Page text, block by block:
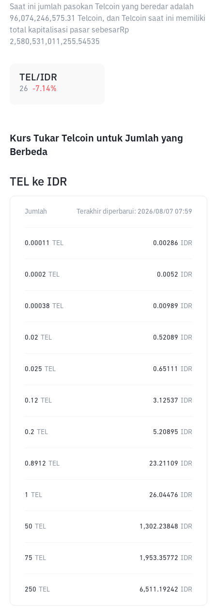
Saat ini jumlah pasokan Telcoin yang beredar adalah
96,074,246,575.31 Telcoin, dan Telcoin saat ini memiliki
total kapitalisasi pasar sebesarRp
2,580,531,011,255.54535
TEL/IDR
26 -7.14%
Kurs Tukar Telcoin untuk Jumlah yang
Berbeda
TEL ke IDR
Jumlah Terakhir diperbarui: 2026/08/07 07:59
0.00011 TEL 0.00286 IDR
0.0002 TEL 0.0052 IDR
0.00038 TEL 0.00989 IDR
0.02 TEL 0.52089 IDR
0.025 TEL 0.65111 IDR
0.12 TEL 3.12537 IDR
0.2 TEL 5.20895 IDR
0.8912 TEL 23.21109 IDR
1 TEL 26.04476 IDR
50 TEL 1,302.23848 IDR
75 TEL 1,953.35772 IDR
250 TEL 6,511.19242 IDR